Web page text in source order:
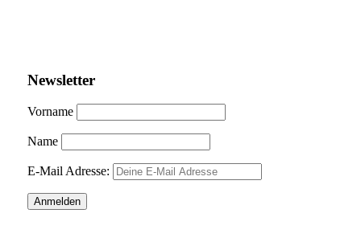
Newsletter
Vorname
Name
E-Mail Adresse: